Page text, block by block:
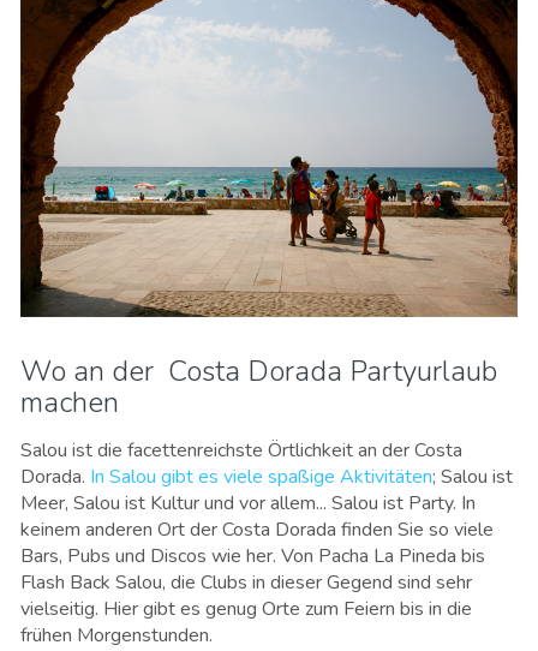
Wo an der Costa Dorada Partyurlaub
machen
Salou ist die facettenreichste Örtlichkeit an der Costa
Dorada. In Salou gibt es viele spaßige Aktivitäten; Salou ist
Meer, Salou ist Kultur und vor allem... Salou ist Party. In
keinem anderen Ort der Costa Dorada finden Sie so viele
Bars, Pubs und Discos wie her. Von Pacha La Pineda bis
Flash Back Salou, die Clubs in dieser Gegend sind sehr
vielseitig. Hier gibt es genug Orte zum Feiern bis in die
frühen Morgenstunden.